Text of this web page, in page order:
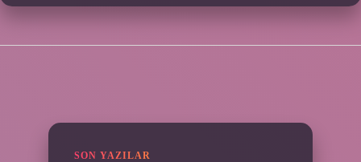
SON YAZILAR